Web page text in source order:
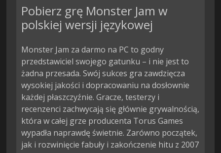
Pobierz grę Monster Jam w
polskiej wersji językowej
Monster Jam za darmo na PC to godny
przedstawiciel swojego gatunku – i nie jest to
żadna przesada. Swój sukces gra zawdzięcza
wysokiej jakości i dopracowaniu na dosłownie
każdej płaszczyźnie. Gracze, testerzy i
recenzenci zachwycają się głównie grywalnością,
która w całej grze producenta Torus Games
wypadła naprawdę świetnie. Zarówno początek,
jak i rozwinięcie fabuły i zakończenie hitu z 2007